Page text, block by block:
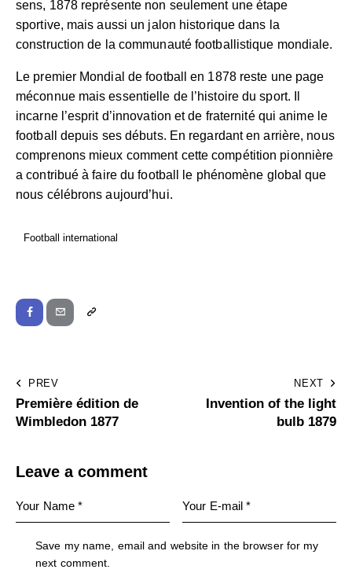
sens, 1878 représente non seulement une étape
sportive, mais aussi un jalon historique dans la
construction de la communauté footballistique mondiale.
Le premier Mondial de football en 1878 reste une page
méconnue mais essentielle de l’histoire du sport. Il
incarne l’esprit d’innovation et de fraternité qui anime le
football depuis ses débuts. En regardant en arrière, nous
comprenons mieux comment cette compétition pionnière
a contribué à faire du football le phénomène global que
nous célébrons aujourd’hui.
Football international
PREV
Première édition de
Wimbledon 1877
NEXT
Invention of the light
bulb 1879
Leave a comment
Save my name, email and website in the browser for my
next comment.